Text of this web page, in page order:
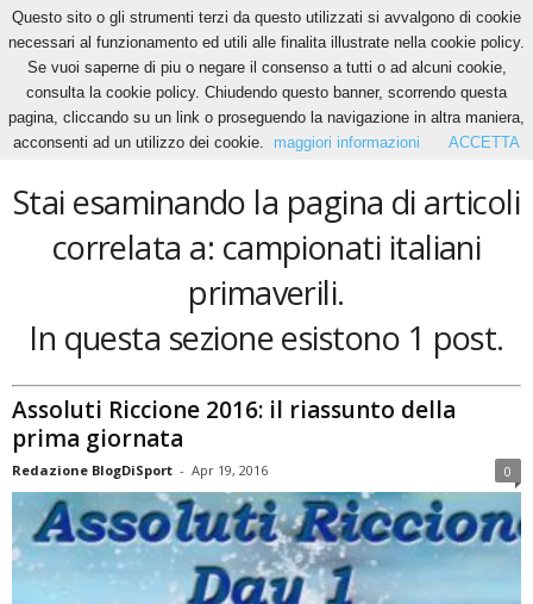
Home Tags Campionati italiani primaverili
campionati italiani primaverili
Stai esaminando la pagina di articoli
correlata a: campionati italiani
primaverili.
In questa sezione esistono 1 post.
Assoluti Riccione 2016: il riassunto della
prima giornata
Redazione BlogDiSport - Apr 19, 2016 0
Questo sito o gli strumenti terzi da questo utilizzati si avvalgono di cookie
necessari al funzionamento ed utili alle finalita illustrate nella cookie policy.
Se vuoi saperne di piu o negare il consenso a tutti o ad alcuni cookie,
consulta la cookie policy. Chiudendo questo banner, scorrendo questa
pagina, cliccando su un link o proseguendo la navigazione in altra maniera,
acconsenti ad un utilizzo dei cookie.
maggiori informazioni ACCETTA